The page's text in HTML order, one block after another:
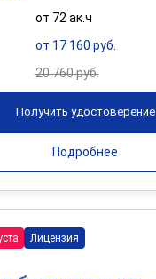
от 72 ак.ч
от 17 160 руб.
20 760 руб.
Получить удостоверение
Подробнее
Лицензия